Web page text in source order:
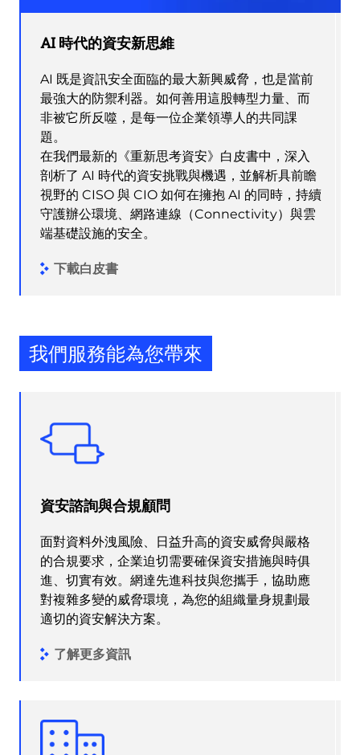
AI 時代的資安新思維
AI 既是資訊安全面臨的最大新興威脅，也是當前
最強大的防禦利器。如何善用這股轉型力量、而
非被它所反噬，是每一位企業領導人的共同課
題。
在我們最新的《重新思考資安》白皮書中，深入
剖析了 AI 時代的資安挑戰與機遇，並解析具前瞻
視野的 CISO 與 CIO 如何在擁抱 AI 的同時，持續
守護辦公環境、網路連線（Connectivity）與雲
端基礎設施的安全。
下載白皮書
我們服務能為您帶來
資安諮詢與合規顧問
面對資料外洩風險、日益升高的資安威脅與嚴格
的合規要求，企業迫切需要確保資安措施與時俱
進、切實有效。網達先進科技與您攜手，協助應
對複雜多變的威脅環境，為您的組織量身規劃最
適切的資安解決方案。
了解更多資訊